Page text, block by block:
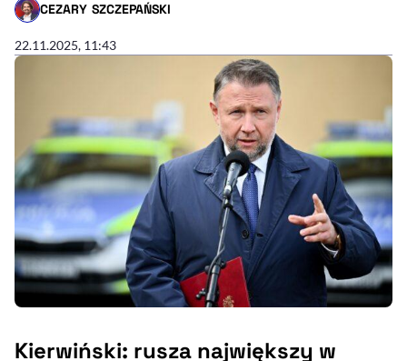
CEZARY SZCZEPAŃSKI
- AUTOR ARTYKUŁU - PROFIL
22.11.2025, 11:43
Kierwiński: rusza największy w